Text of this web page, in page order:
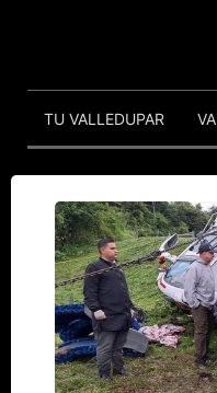
TU VALLEDUPAR